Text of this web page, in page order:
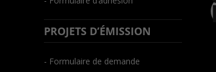
PROJETS D’ÉMISSION
- Formulaire de demande